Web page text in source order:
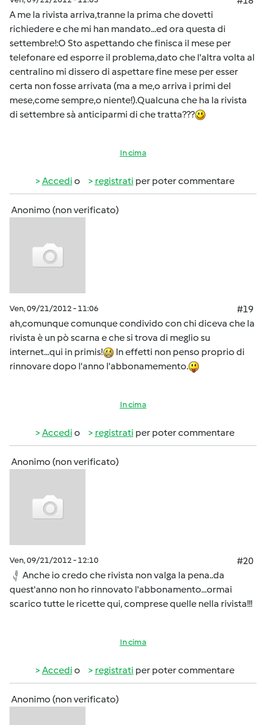
A me la rivista arriva,tranne la prima che dovetti
richiedere e che mi han mandato...ed ora questa di
settembre!:O Sto aspettando che finisca il mese per
telefonare ed esporre il problema,dato che l'altra volta al
centralino mi dissero di aspettare fine mese per esser
certa non fosse arrivata (ma a me,o arriva i primi del
mese,come sempre,o niente!).Qualcuna che ha la rivista
di settembre sà anticiparmi di che tratta???
In cima
Accedi o registrati per poter commentare
Anonimo (non verificato)
Ven, 09/21/2012 - 11:06
#19
ah,comunque comunque condivido con chi diceva che la
rivista è un pò scarna e che si trova di meglio su
internet...qui in primis!
In effetti non penso proprio di
rinnovare dopo l'anno l'abbonamemento.
In cima
Accedi o registrati per poter commentare
Anonimo (non verificato)
Ven, 09/21/2012 - 12:10
#20
Anche io credo che rivista non valga la pena..da
quest'anno non ho rinnovato l'abbonamento...ormai
scarico tutte le ricette qui, comprese quelle nella rivista!!!
In cima
Accedi o registrati per poter commentare
Anonimo (non verificato)